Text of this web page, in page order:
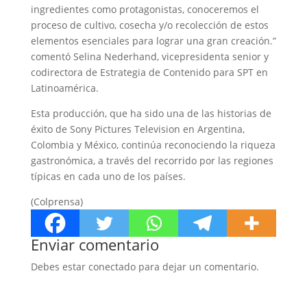
ingredientes como protagonistas, conoceremos el
proceso de cultivo, cosecha y/o recolección de estos
elementos esenciales para lograr una gran creación.”
comentó Selina Nederhand, vicepresidenta senior y
codirectora de Estrategia de Contenido para SPT en
Latinoamérica.
Esta producción, que ha sido una de las historias de
éxito de Sony Pictures Television en Argentina,
Colombia y México, continúa reconociendo la riqueza
gastronómica, a través del recorrido por las regiones
típicas en cada uno de los países.
(Colprensa)
Enviar comentario
Debes estar conectado para dejar un comentario.